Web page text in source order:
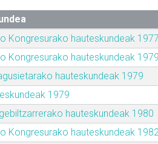
Kongresurako hauteskundeak 1977
Kongresurako hauteskundeak 1979
hauteskundeak 1979
1979
hauteskundeak 1980
Kongresurako hauteskundeak 1982